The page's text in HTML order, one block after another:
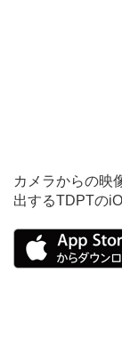
カメラからの映
出するTDPTの